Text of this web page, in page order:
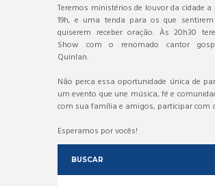
Teremos ministérios de louvor da cidade
19h, e uma tenda para os que
quiserem receber oração. Às 20h30
Show com o renomado cantor
Quinlan.
Não perca essa oportunidade única de
um evento que une música, fé e
com sua família e amigos, participar com
Esperamos por vocês!
BUSCAR